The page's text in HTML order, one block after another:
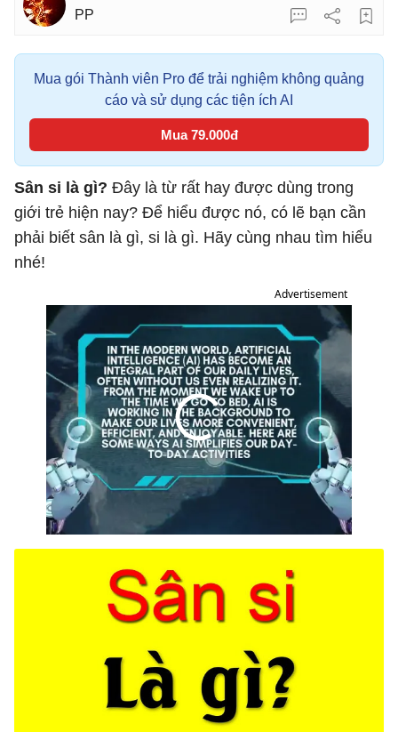
PP
Mua gói Thành viên Pro để trải nghiệm không quảng
cáo và sử dụng các tiện ích AI
Mua 79.000đ
Sân si là gì? Đây là từ rất hay được dùng trong
giới trẻ hiện nay? Để hiểu được nó, có lẽ bạn cần
phải biết sân là gì, si là gì. Hãy cùng nhau tìm hiểu
nhé!
Advertisement